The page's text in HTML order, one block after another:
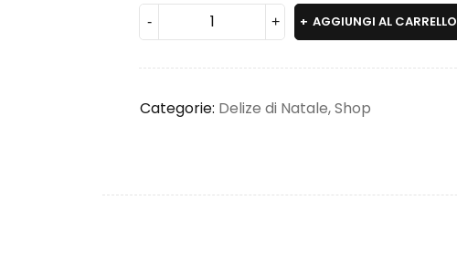
AGGIUNGI AL CARRELLO
Categorie: Delize di Natale,Shop